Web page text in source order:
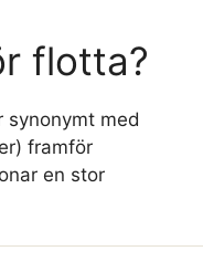
flotta?
synonymt med
framför
en stor